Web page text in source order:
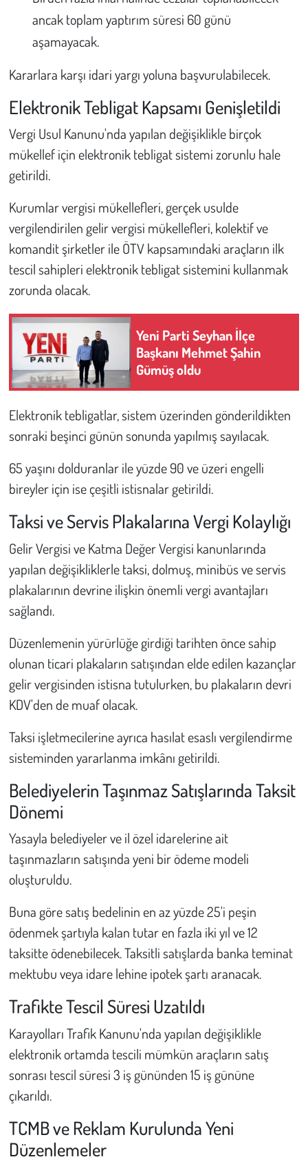
ancak toplam yaptırım süresi 60 günü
aşamayacak.
Kararlara karşı idari yargı yoluna başvurulabilecek.
Elektronik Tebligat Kapsamı Genişletildi
Vergi Usul Kanunu'nda yapılan değişiklikle birçok
mükellef için elektronik tebligat sistemi zorunlu hale
getirildi.
Kurumlar vergisi mükellefleri, gerçek usulde
vergilendirilen gelir vergisi mükellefleri, kolektif ve
komandit şirketler ile ÖTV kapsamındaki araçların ilk
tescil sahipleri elektronik tebligat sistemini kullanmak
zorunda olacak.
Yeni Parti Seyhan İlçe
Başkanı Mehmet Şahin
Gümüş oldu
Elektronik tebligatlar, sistem üzerinden gönderildikten
sonraki beşinci günün sonunda yapılmış sayılacak.
65 yaşını dolduranlar ile yüzde 90 ve üzeri engelli
bireyler için ise çeşitli istisnalar getirildi.
Taksi ve Servis Plakalarına Vergi Kolaylığı
Gelir Vergisi ve Katma Değer Vergisi kanunlarında
yapılan değişikliklerle taksi, dolmuş, minibüs ve servis
plakalarının devrine ilişkin önemli vergi avantajları
sağlandı.
Düzenlemenin yürürlüğe girdiği tarihten önce sahip
olunan ticari plakaların satışından elde edilen kazançlar
gelir vergisinden istisna tutulurken, bu plakaların devri
KDV'den de muaf olacak.
Taksi işletmecilerine ayrıca hasılat esaslı vergilendirme
sisteminden yararlanma imkânı getirildi.
Belediyelerin Taşınmaz Satışlarında Taksit
Dönemi
Yasayla belediyeler ve il özel idarelerine ait
taşınmazların satışında yeni bir ödeme modeli
oluşturuldu.
Buna göre satış bedelinin en az yüzde 25'i peşin
ödenmek şartıyla kalan tutar en fazla iki yıl ve 12
taksitte ödenebilecek. Taksitli satışlarda banka teminat
mektubu veya idare lehine ipotek şartı aranacak.
Trafikte Tescil Süresi Uzatıldı
Karayolları Trafik Kanunu'nda yapılan değişiklikle
elektronik ortamda tescili mümkün araçların satış
sonrası tescil süresi 3 iş gününden 15 iş gününe
çıkarıldı.
TCMB ve Reklam Kurulunda Yeni
Düzenlemeler